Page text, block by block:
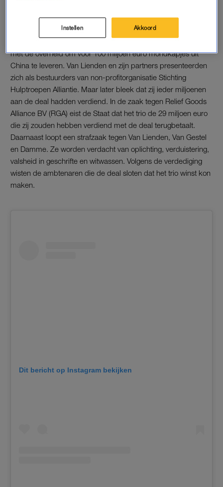
DEAL MET DE OVERHEID
In 2020 sloten Van Lienden, Van Gestel en Damme een deal
met de overheid om voor 100 miljoen euro mondkapjes uit
China te leveren. Van Lienden en zijn partners presenteerden
zich als bestuurders van non-profitorganisatie Stichting
Hulptroepen Alliantie. Maar later bleek dat zij ieder miljoenen
aan de deal hadden verdiend. In de zaak tegen Relief Goods
Alliance BV (RGA) eist de Staat dat het trio de 29 miljoen euro
die zij zouden hebben verdiend met de deal terugbetaalt.
Daarnaast loopt een strafzaak tegen Van Lienden, Van Gestel
en Damme. Ze worden verdacht van oplichting, verduistering,
valsheid in geschrifte en witwassen. Volgens de verdediging
wisten de ambtenaren die de deal sloten dat het trio winst kon
maken.
Dit bericht op Instagram bekijken
Instellen Akkoord